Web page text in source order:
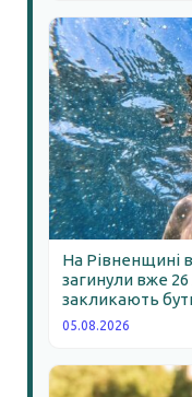
На Рівненщині
загинули вже
закликають
05.08.2026